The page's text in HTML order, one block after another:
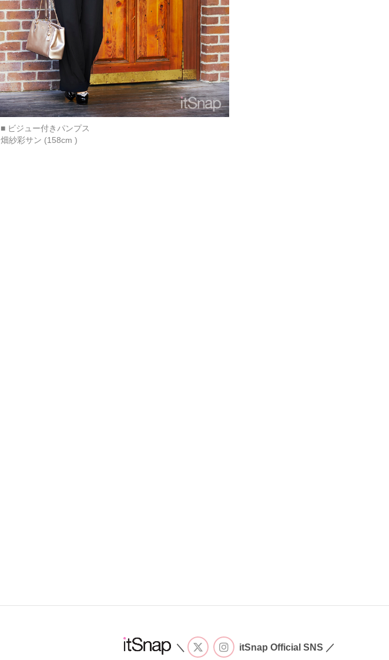
■ ビジュー付きパンプス
畑紗彩サン (158cm )
＼ itSnap Official SNS ／